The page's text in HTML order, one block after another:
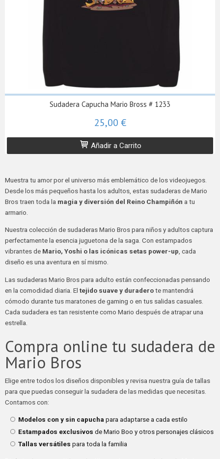
Sudadera Capucha Mario Bross # 1233
25,00 €
Añadir a Carrito
Muestra tu amor por el universo más emblemático de los videojuegos.
Desde los más pequeños hasta los adultos, estas sudaderas de Mario
Bros traen toda la magia y diversión del Reino Champiñón a tu
armario.
Nuestra colección de sudaderas Mario Bros para niños y adultos captura
perfectamente la esencia juguetona de la saga. Con estampados
vibrantes de Mario, Yoshi o las icónicas setas power-up, cada
diseño es una aventura en sí mismo.
Las sudaderas Mario Bros para adulto están confeccionadas pensando
en la comodidad diaria. El tejido suave y duraderote mantendrá
cómodo durante tus maratones de gaming o en tus salidas casuales.
Cada sudadera es tan resistente como Mario después de atrapar una
estrella.
Compra online tu sudadera de
Mario Bros
Elige entre todos los diseños disponibles y revisa nuestra guía de tallas
para que puedas conseguir la sudadera de las medidas que necesitas.
Contamos con:
Modelos con y sin capucha para adaptarse a cada estilo
Estampados exclusivos de Mario Boo y otros personajes clásicos
Tallas versátiles para toda la familia